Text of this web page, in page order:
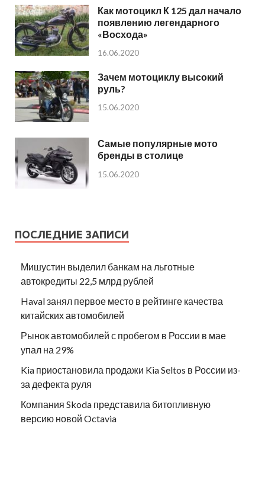
Как мотоцикл К 125 дал начало
появлению легендарного
«Восхода»
16.06.2020
Зачем мотоциклу высокий
руль?
15.06.2020
Самые популярные мото
бренды в столице
15.06.2020
ПОСЛЕДНИЕ ЗАПИСИ
Мишустин выделил банкам на льготные
автокредиты 22,5 млрд рублей
Haval занял первое место в рейтинге качества
китайских автомобилей
Рынок автомобилей с пробегом в России в мае
упал на 29%
Kia приостановила продажи Kia Seltos в России из-
за дефекта руля
Компания Skoda представила битопливную
версию новой Octavia